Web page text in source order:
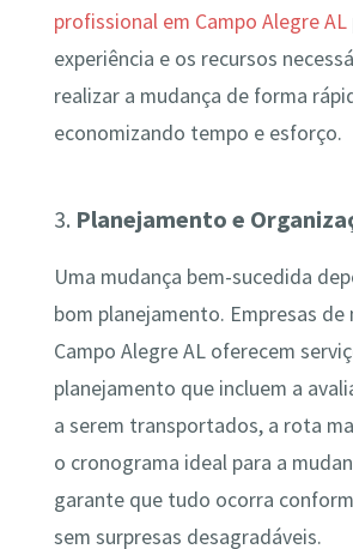
profissional em Campo Alegre AL
experiência e os recursos
realizar a mudança de forma
economizando tempo e esforço.
3. Planejamento e
Uma mudança bem-sucedida
bom planejamento. Empresas de
Campo Alegre AL oferecem
planejamento que incluem a
a serem transportados, a rota
o cronograma ideal para a
garante que tudo ocorra
sem surpresas desagradáveis.